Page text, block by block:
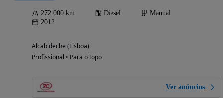
272 000 km Diesel
Manual
2012
Alcabideche (Lisboa)
Profissional • Para o topo
Ver anúncios